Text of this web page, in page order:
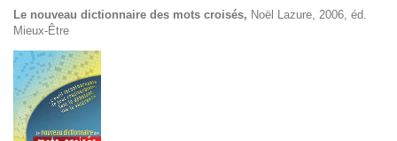
Le nouveau dictionnaire des mots croisés, Noël Lazure, 2006, éd.
Mieux-Être